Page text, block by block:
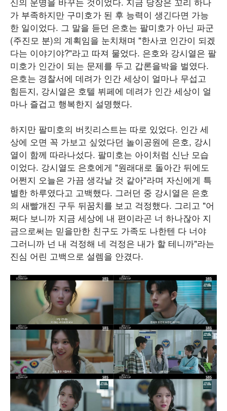
가 부족하지만 구미호가 된 후 능력이 생긴다면 가능
한 일이었다. 그 말을 듣던 은호는 팔미호가 아닌 파군
(주진모 분)의 계획임을 눈치채며 "한사코 인간이 되겠
다는 이야기야?"라고 따져 물었다. 은호와 강시열은 팔
미호가 인간이 되는 문제를 두고 갑론을박을 벌였다.
은호는 경찰서에 데려가 인간 세상이 얼마나 무섭고
힘든지, 강시열은 호텔 뷔페에 데려가 인간 세상이 얼
마나 즐겁고 행복한지 설명했다.
하지만 팔미호의 버킷리스트는 따로 있었다. 인간 세
상에 오면 꼭 가보고 싶었다던 놀이공원에 은호, 강시
열이 함께 따라나섰다. 팔미호는 아이처럼 신난 모습
이었다. 강시열도 은호에게 "원래대로 돌아간 뒤에도
어쩐지 오늘은 가끔 생각날 것 같아"라며 자신에게 특
별한 하루였다고 고백했다. 그러던 중 강시열은 은호
의 새빨개진 구두 뒤꿈치를 보고 걱정했다. 그리고 "어
쩌다 보니까 지금 세상에 내 편이라곤 너 하나잖아 지
금으로써는 믿을만한 친구도 가족도 나한텐 다 너야
그러니까 넌 내 걱정해 네 걱정은 내가 할 테니까"라는
진심 어린 고백으로 설렘을 안겼다.